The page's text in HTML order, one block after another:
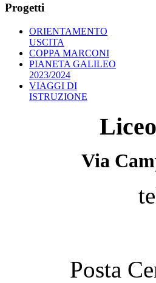
Progetti
ORIENTAMENTO
USCITA
COPPA MARCONI
PIANETA GALILEO
2023/2024
VIAGGI DI
ISTRUZIONE
Via
Posta